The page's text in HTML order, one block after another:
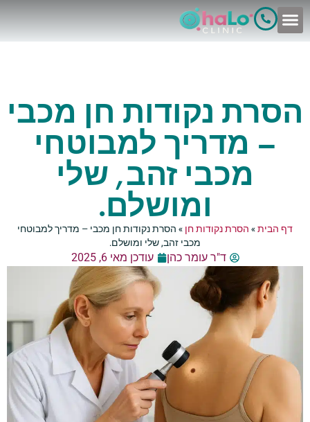
הסרת נקודות חן מכבי
– מדריך למבוטחי
מכבי זהב, שלי
ומושלם.
דף הבית» הסרת נקודות חן » הסרת נקודות חן מכבי – מדריך למבוטחי
מכבי זהב, שלי ומושלם.
ד"ר עומר כהן עודכן מאי 6, 2025